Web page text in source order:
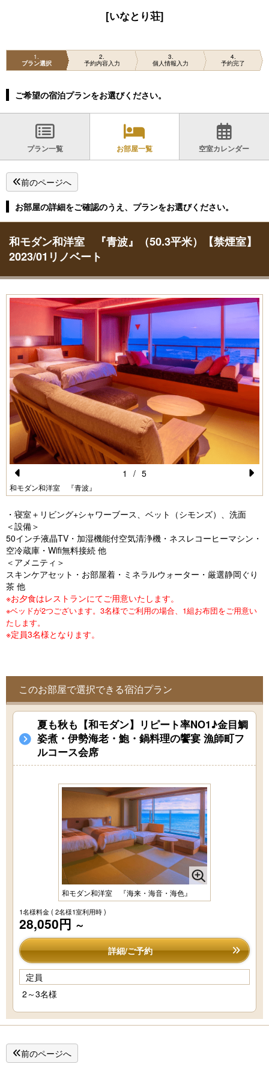
[いなとり荘]
1
プラン選択
2
予約内容入力
3
個人情報入力
4
予約完了
ご希望の宿泊プランをお選びください。
プラン一覧 お部屋一覧 空室カレンダー
前のページへ
お部屋の詳細をご確認のうえ、プランをお選びください。
和モダン和洋室 『青波』（50.3平米）【禁煙室】
2023/01リノベート
Pr
e
vi
o
u
s
和モダン和洋室 『青波』
xt
1 / 5
・寝室＋リビング+シャワーブース、ベット（シモンズ）、洗面
＜設備＞
50インチ液晶TV・加湿機能付空気清浄機・ネスレコーヒーマシン・
空冷蔵庫・Wifi無料接続 他
＜アメニティ＞
スキンケアセット・お部屋着・ミネラルウォーター・厳選静岡ぐり
茶 他
※お夕食はレストランにてご用意いたします。
※ベッドが2つございます。3名様でご利用の場合、1組お布団をご用意い
たします。
※定員3名様となります。
このお部屋で選択できる宿泊プラン
夏も秋も【和モダン】リピート率NO1♪金目鯛
姿煮・伊勢海老・鮑・鍋料理の饗宴 漁師町フ
ルコース会席
和モダン和洋室 『海来・海音・海色』
1名様料金( 2名様1室利用時 )
28,050円 ～
詳細/ご予約
定員
2～3名様
前のページへ